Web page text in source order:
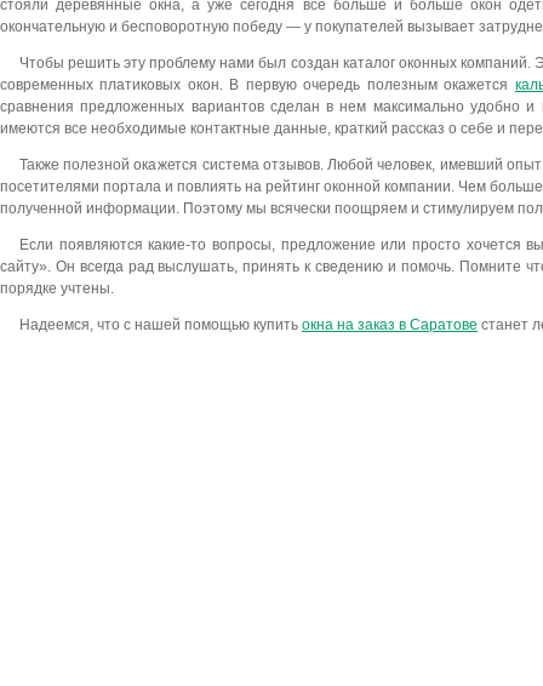
стояли деревянные окна, а уже сегодня все больше и больше окон
окончательную и бесповоротную победу — у покупателей вызывает
Чтобы решить эту проблему нами был создан каталог оконных
современных платиковых окон. В первую очередь полезным окажется
сравнения предложенных вариантов сделан в нем максимально удобно
имеются все необходимые контактные данные, краткий рассказ о себе и
Также полезной окажется система отзывов. Любой человек, имевший
посетителями портала и повлиять на рейтинг оконной компании. Чем
полученной информации. Поэтому мы всячески поощряем и стимулируем
Если появляются какие-то вопросы, предложение или просто хочется
сайту». Он всегда рад выслушать, принять к сведению и помочь. Помните
порядке учтены.
Надеемся, что с нашей помощью купить окна на заказ в Саратове станет